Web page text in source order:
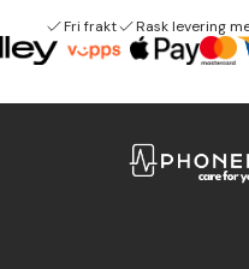
Fri frakt Rask levering